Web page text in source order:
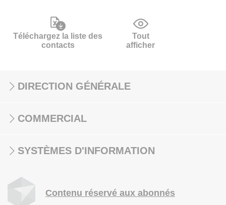
Téléchargez la liste des
contacts
Tout
afficher
DIRECTION GÉNÉRALE
COMMERCIAL
SYSTÈMES D'INFORMATION
Contenu réservé aux abonnés